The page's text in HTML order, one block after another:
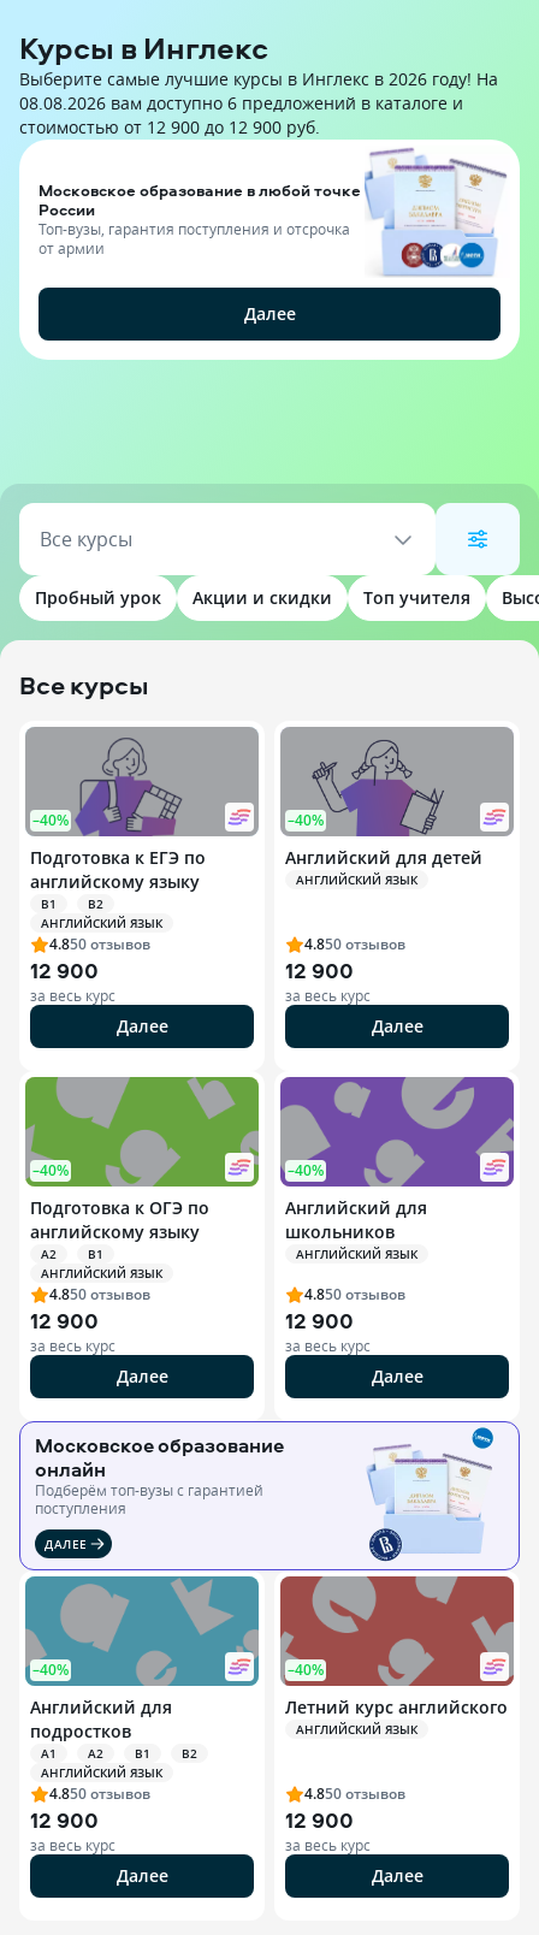
Курсы в Инглекс
Выберите самые лучшие курсы в Инглекс в 2026 году! На
08.08.2026 вам доступно 6 предложений в каталоге и
стоимостью от 12 900 до 12 900 руб.
Московское образование в любой точке
России
Топ-вузы, гарантия поступления и отсрочка
от армии
Далее
Все курсы
Пробный урок Акции и скидки Топ учителя
Все курсы
–40%
Подготовка к ЕГЭ по
английскому языку
B1
B2
АНГЛИЙСКИЙ ЯЗЫК
4.850отзывов
12 900
за весь курс
Далее
–40%
Английский для детей
АНГЛИЙСКИЙ ЯЗЫК
4.850отзывов
12 900
за весь курс
Далее
–40%
Подготовка к ОГЭ по
английскому языку
A2
B1
АНГЛИЙСКИЙ ЯЗЫК
4.850отзывов
12 900
за весь курс
Далее
–40%
Английский для
школьников
АНГЛИЙСКИЙ ЯЗЫК
4.850отзывов
12 900
за весь курс
Далее
Московское образование
онлайн
Подберём топ-вузы c гарантией
поступления
ДАЛЕЕ
–40%
Английский для
подростков
A1 A2 B1
B2
АНГЛИЙСКИЙ ЯЗЫК
4.850отзывов
12 900
за весь курс
Далее
–40%
Летний курс английского
АНГЛИЙСКИЙ ЯЗЫК
4.850отзывов
12 900
за весь курс
Далее